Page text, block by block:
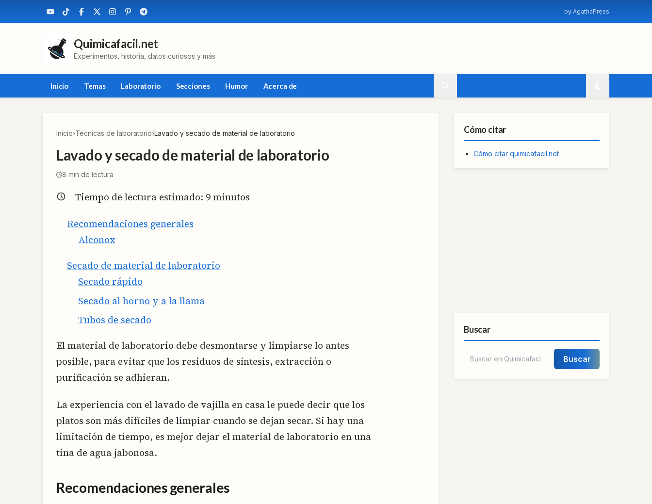
by AgathaPress
Quimicafacil.net
Experimentos, historia, datos curiosos y más
Inicio Temas Laboratorio Secciones Humor Acerca de
Inicio›Técnicas de laboratorio›Lavado y secado de material de laboratorio
Lavado y secado de material de laboratorio
8 min de lectura
Tiempo de lectura estimado: 9minutos
Recomendaciones generales
Alconox
Secado de material de laboratorio
Secado rápido
Secado al horno y a la llama
Tubos de secado
El material de laboratorio debe desmontarse y limpiarse lo antes
posible, para evitar que los residuos de síntesis, extracción o
purificación se adhieran.
La experiencia con el lavado de vajilla en casa le puede decir que los
platos son más difíciles de limpiar cuando se dejan secar. Si hay una
limitación de tiempo, es mejor dejar el material de laboratorio en una
tina de agua jabonosa.
Recomendaciones generales
Cómo citar
Cómo citar quimicafacil.net
Buscar
Buscar